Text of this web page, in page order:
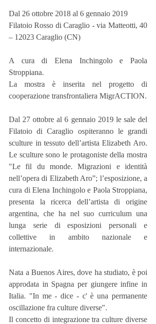
Dal 26 ottobre 2018 al 6 gennaio 2019
Filatoio Rosso di Caraglio - via Matteotti, 40
– 12023 Caraglio (CN)
A cura di Elena Inchingolo e Paola
Stroppiana.
La mostra è inserita nel progetto di
cooperazione transfrontaliera MigrACTION.
Dal 27 ottobre al 6 gennaio 2019 le sale del
Filatoio di Caraglio ospiteranno le grandi
sculture in tessuto dell’artista Elizabeth Aro.
Le sculture sono le protagoniste della mostra
"Le fil du monde. Migrazioni e identità
nell’opera di Elizabeth Aro”; l’esposizione, a
cura di Elena Inchingolo e Paola Stroppiana,
presenta la ricerca dell’artista di origine
argentina, che ha nel suo curriculum una
lunga serie di esposizioni personali e
collettive in ambito nazionale e
internazionale.
Nata a Buenos Aires, dove ha studiato, è poi
approdata in Spagna per giungere infine in
Italia. "In me - dice - c' è una permanente
oscillazione fra culture diverse".
Il concetto di integrazione tra culture diverse